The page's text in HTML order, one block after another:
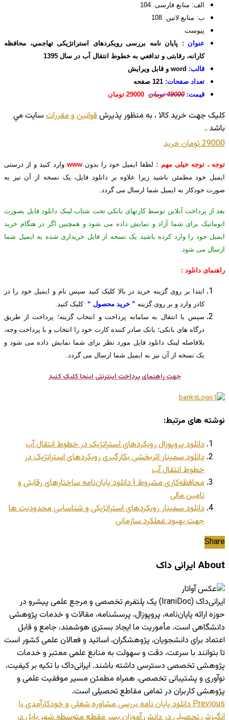
الف: منابع فارسی. 104
ب: منابع لاتین. 108
پیوست
عنوان : پایان نامه بررسی رویکردهای استراتژیکی تهاجمي، محافظه
كارانه، رقابتی و تدافعي به خطوط انتقال آب در سال 1395
قالب:
تعداد صفحات:
قیمت: 49000 تومان 29000 تومان
کليک جهت خريد کالا ، به منظور پذيرشقوانين و مقررات سايت مي
باشد .
29000 تومان
خريد
توجه ، توجه خیلی مهم : لطفا ایمیل خود را بدون www وارد کنید و از درستی
ایمیل خود مطمئن باشید زیرا علاوه بر دانلود فایل، یک نسخه از آن نیز به
صورت خودکار به ایمیل شما ارسال می گردد.
بعد از پرداخت آنلاین توسط کارتهای بانکی تحت شتاب لینک دانلود فایل بصورت
اتوماتیک برای شما آزاد و نمایش داده می شود و همچنین اگر در هنگام خرید
ایمیل خود را وارد کرده باشید یک نسخه از فایل خریداری شده به ایمیل شما
ارسال می شود.
راهنمای دانلود :
ابتدا بر روی گزینه خرید در بالا کلیک کنید سپس نام و ایمیل خود را در
کادر وارد و بر روی گزینه ” خرید محصول “ کلیک کنید.
سپس با انتقال به سامانه پرداخت و انتخاب گزینه؛ پرداخت از طریق
درگاه های بانکی؛ بانک صادر کننده کارت خود را انتخاب و با پرداخت وجه،
بلافاصله لینک دانلود فایل مورد نظر برای شما نمایش داده می شود و
یک نسخه از آن نیز به ایمیل شما ارسال می گردد.
جهت راهنمای پرداخت اینترنتی اینجا کلیک کنید
نوشته های مرتبط:
دانلود پروپوزال رویکردهای استراتژیک در خطوط انتقال آب
دانلود سمینار اثربخشی بکارگیری رویکردهای استراتژیک در
خطوط انتقال آب
محافظه‌کاری مشروط | دانلود پایان‌نامه ساختارهای رقابتی و
تامین مالی
دانلود سمینار رویکردهای استراتژیکی و شناسایی محدودیت ها
جهت بهبود عملکرد سازمانی
Share
About ایرانی داک
ایرانی‌داک (IraniDoc) یک پلتفرم تخصصی و مرجع علمی پیشرو در
حوزه ارائه پایان‌نامه، پروپوزال، پرسشنامه، مقالات و خدمات پژوهشی
دانشگاهی است. مأموریت ما ایجاد بستری هوشمند، جامع و قابل
اعتماد برای دانشجویان، پژوهشگران، اساتید و فعالان علمی کشور است
تا بتوانند با سرعت، دقت و سهولت به منابع علمی معتبر و خدمات
پژوهشی تخصصی دسترسی داشته باشند. ایرانی‌داک با تکیه بر کیفیت،
نوآوری و پشتیبانی تخصصی، همراه مطمئن مسیر موفقیت علمی و
پژوهشی کاربران در تمامی مقاطع تحصیلی است.
Previousدانلود پایان نامه بررسی مشاوره شغلی و خودکارآمدی با
انگیزش تحصیلی در دانش آموزان پسر مقطع متوسطه شهر بابل در